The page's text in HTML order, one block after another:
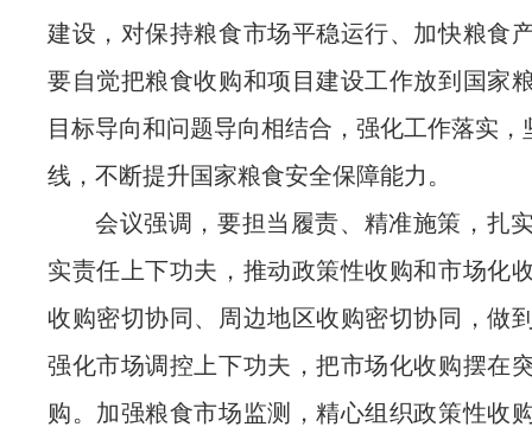
建设，对保持粮食市场平稳运行、加快粮食
要自觉把粮食收购和项目建设工作放到国家
目标导向和问题导向相结合，强化工作落实
线，不断提升国家粮食安全保障能力。
会议强调，要担当履责、精准施策，扎
实责任上下功夫，推动政策性收购和市场化
收购密切协同、周边地区收购密切协同，做
强化市场调控上下功夫，把市场化收购摆在
购。加强粮食市场监测，精心组织政策性收